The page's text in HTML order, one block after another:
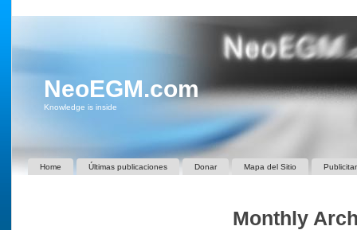
NeoEGM.com
Knowledge is inside
Home Últimas publicaciones Donar Mapa del Sitio
Monthly